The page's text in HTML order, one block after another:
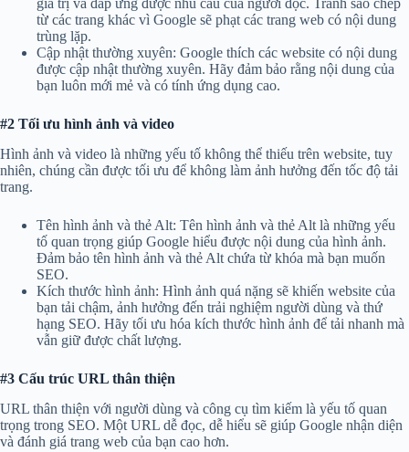
giá trị và đáp ứng được nhu cầu của người đọc. Tránh sao chép
từ các trang khác vì Google sẽ phạt các trang web có nội dung
trùng lặp.
Cập nhật thường xuyên: Google thích các website có nội dung
được cập nhật thường xuyên. Hãy đảm bảo rằng nội dung của
bạn luôn mới mẻ và có tính ứng dụng cao.
#2 Tối ưu hình ảnh và video
Hình ảnh và video là những yếu tố không thể thiếu trên website, tuy
nhiên, chúng cần được tối ưu để không làm ảnh hưởng đến tốc độ tải
trang.
Tên hình ảnh và thẻ Alt: Tên hình ảnh và thẻ Alt là những yếu
tố quan trọng giúp Google hiểu được nội dung của hình ảnh.
Đảm bảo tên hình ảnh và thẻ Alt chứa từ khóa mà bạn muốn
SEO.
Kích thước hình ảnh: Hình ảnh quá nặng sẽ khiến website của
bạn tải chậm, ảnh hưởng đến trải nghiệm người dùng và thứ
hạng SEO. Hãy tối ưu hóa kích thước hình ảnh để tải nhanh mà
vẫn giữ được chất lượng.
#3 Cấu trúc URL thân thiện
URL thân thiện với người dùng và công cụ tìm kiếm là yếu tố quan
trọng trong SEO. Một URL dễ đọc, dễ hiểu sẽ giúp Google nhận diện
và đánh giá trang web của bạn cao hơn.
Hỗ trợ VuaHost
Họ tên
Email
Nội dung